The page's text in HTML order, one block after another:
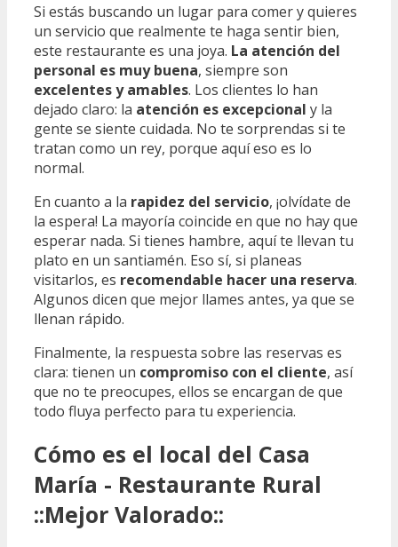
Si estás buscando un lugar para comer y quieres
un servicio que realmente te haga sentir bien,
este restaurante es una joya. La atención del
personal es muy buena, siempre son
excelentes y amables. Los clientes lo han
dejado claro: la atención es excepcional y la
gente se siente cuidada. No te sorprendas si te
tratan como un rey, porque aquí eso es lo
normal.
En cuanto a la rapidez del servicio, ¡olvídate de
la espera! La mayoría coincide en que no hay que
esperar nada. Si tienes hambre, aquí te llevan tu
plato en un santiamén. Eso sí, si planeas
visitarlos, es recomendable hacer una reserva.
Algunos dicen que mejor llames antes, ya que se
llenan rápido.
Finalmente, la respuesta sobre las reservas es
clara: tienen un compromiso con el cliente, así
que no te preocupes, ellos se encargan de que
todo fluya perfecto para tu experiencia.
Cómo es el local del Casa
María - Restaurante Rural
::Mejor Valorado::